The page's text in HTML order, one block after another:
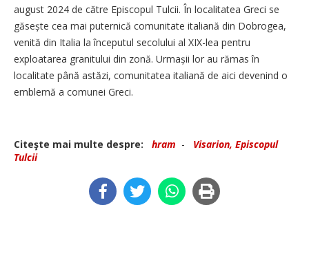
august 2024 de către Episcopul Tulcii. În localitatea Greci se
găsește cea mai puternică comunitate italiană din Dobrogea,
venită din Italia la începutul secolului al XIX-lea pentru
exploatarea granitului din zonă. Urmașii lor au rămas în
localitate până astăzi, comunitatea italiană de aici devenind o
emblemă a comunei Greci.
Citeşte mai multe despre: hram - Visarion, Episcopul
Tulcii